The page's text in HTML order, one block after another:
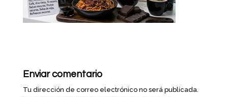
Enviar comentario
Tu dirección de correo electrónico no será publicada.